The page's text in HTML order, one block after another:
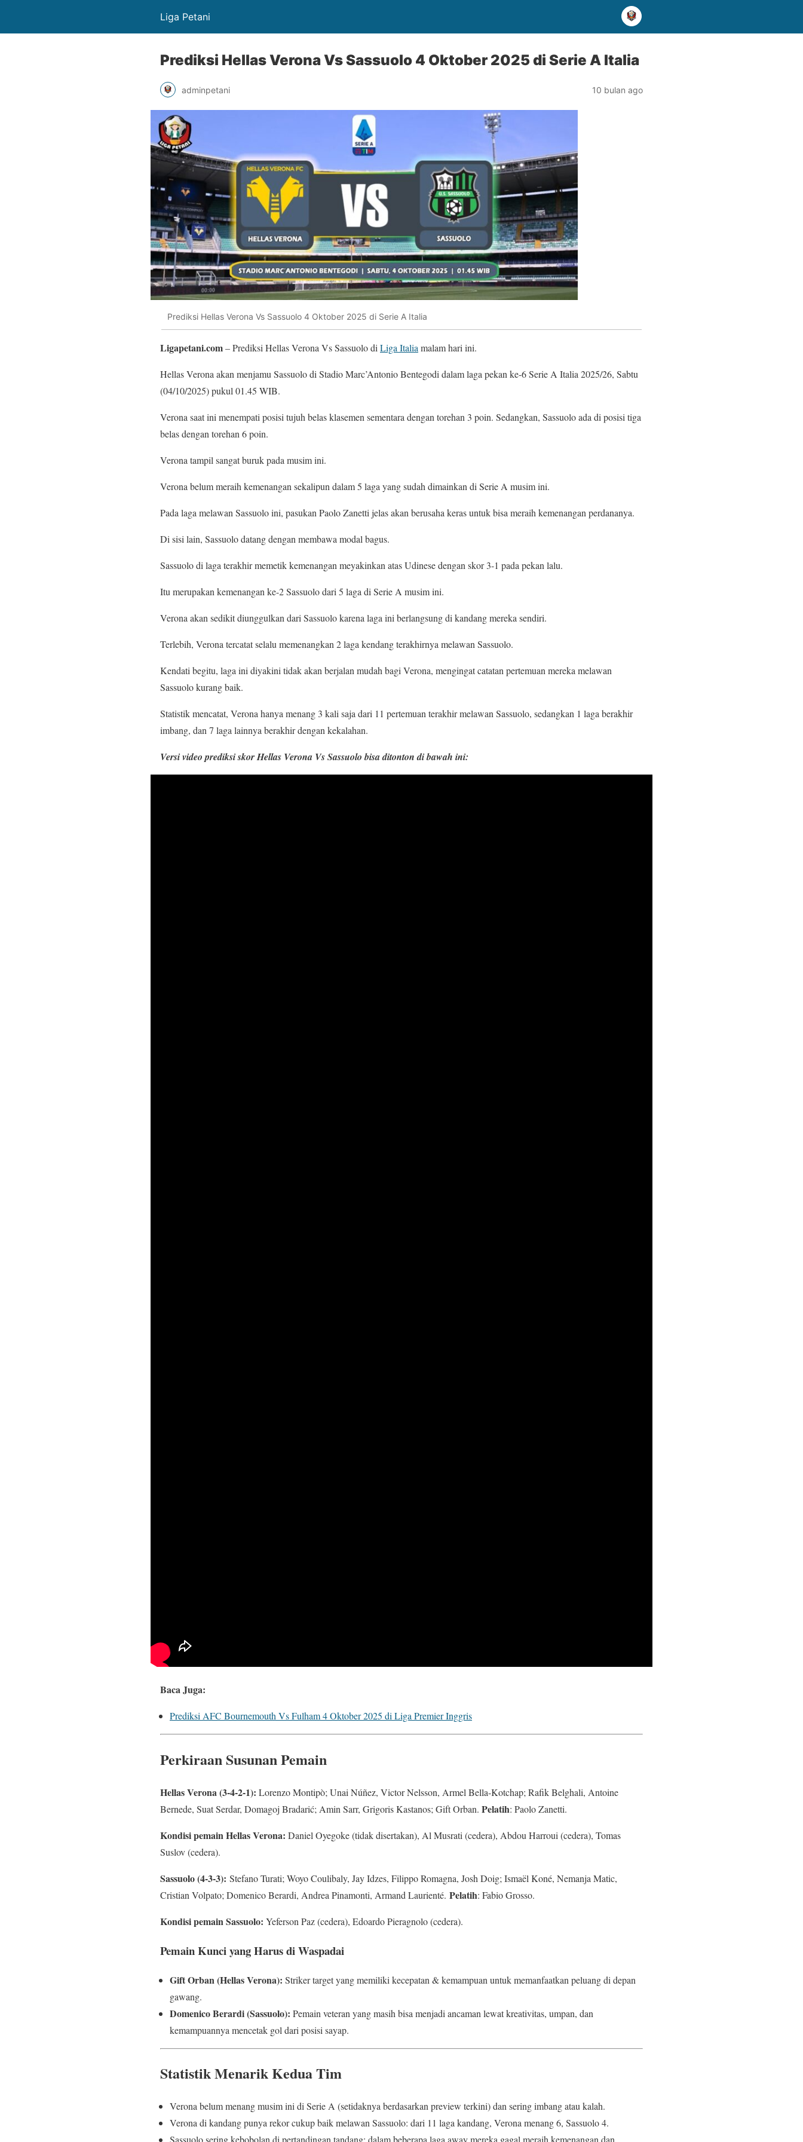
Liga Petani
Prediksi Hellas Verona Vs Sassuolo 4 Oktober 2025 di Serie A Italia
adminpetani 10 bulan ago
Prediksi Hellas Verona Vs Sassuolo 4 Oktober 2025 di Serie A Italia
Ligapetani.com– Prediksi Hellas Verona Vs Sassuolo di Liga Italia malam hari ini.
Hellas Verona akan menjamu Sassuolo di Stadio Marc’Antonio Bentegodi dalam laga pekan ke-6 Serie A Italia 2025/26, Sabtu
(04/10/2025) pukul 01.45 WIB.
Verona saat ini menempati posisi tujuh belas klasemen sementara dengan torehan 3 poin. Sedangkan, Sassuolo ada di posisi tiga
belas dengan torehan 6 poin.
Verona tampil sangat buruk pada musim ini.
Verona belum meraih kemenangan sekalipun dalam 5 laga yang sudah dimainkan di Serie A musim ini.
Pada laga melawan Sassuolo ini, pasukan Paolo Zanetti jelas akan berusaha keras untuk bisa meraih kemenangan perdananya.
Di sisi lain, Sassuolo datang dengan membawa modal bagus.
Sassuolo di laga terakhir memetik kemenangan meyakinkan atas Udinese dengan skor 3-1 pada pekan lalu.
Itu merupakan kemenangan ke-2 Sassuolo dari 5 laga di Serie A musim ini.
Verona akan sedikit diunggulkan dari Sassuolo karena laga ini berlangsung di kandang mereka sendiri.
Terlebih, Verona tercatat selalu memenangkan 2 laga kendang terakhirnya melawan Sassuolo.
Kendati begitu, laga ini diyakini tidak akan berjalan mudah bagi Verona, mengingat catatan pertemuan mereka melawan
Sassuolo kurang baik.
Statistik mencatat, Verona hanya menang 3 kali saja dari 11 pertemuan terakhir melawan Sassuolo, sedangkan 1 laga berakhir
imbang, dan 7 laga lainnya berakhir dengan kekalahan.
Versi video prediksi skor Hellas Verona Vs Sassuolo bisa ditonton di bawah ini:
Baca Juga:
Prediksi AFC Bournemouth Vs Fulham 4 Oktober 2025 di Liga Premier Inggris
Perkiraan Susunan Pemain
Hellas Verona (3-4-2-1): Lorenzo Montipò; Unai Núñez, Victor Nelsson, Armel Bella-Kotchap; Rafik Belghali, Antoine
Bernede, Suat Serdar, Domagoj Bradarić; Amin Sarr, Grigoris Kastanos; Gift Orban. Pelatih: Paolo Zanetti.
Kondisi pemain Hellas Verona: Daniel Oyegoke (tidak disertakan), Al Musrati (cedera), Abdou Harroui (cedera), Tomas
Suslov (cedera).
Sassuolo (4-3-3): Stefano Turati; Woyo Coulibaly, Jay Idzes, Filippo Romagna, Josh Doig; Ismaël Koné, Nemanja Matic,
Cristian Volpato; Domenico Berardi, Andrea Pinamonti, Armand Laurienté. Pelatih: Fabio Grosso.
Kondisi pemain Sassuolo: Yeferson Paz (cedera), Edoardo Pieragnolo (cedera).
Pemain Kunci yang Harus di Waspadai
Gift Orban (Hellas Verona): Striker target yang memiliki kecepatan & kemampuan untuk memanfaatkan peluang di depan
gawang.
Domenico Berardi (Sassuolo): Pemain veteran yang masih bisa menjadi ancaman lewat kreativitas, umpan, dan
kemampuannya mencetak gol dari posisi sayap.
Statistik Menarik Kedua Tim
Verona belum menang musim ini di Serie A (setidaknya berdasarkan preview terkini) dan sering imbang atau kalah.
Verona di kandang punya rekor cukup baik melawan Sassuolo: dari 11 laga kandang, Verona menang 6, Sassuolo 4.